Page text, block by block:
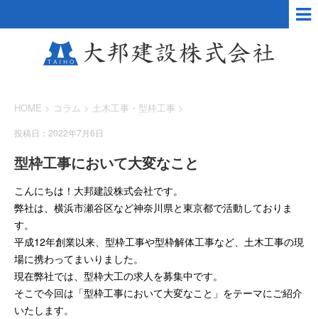
HOME > コラム > 土木工事・型枠工事 >
投稿日：2022年7月6日
型枠工事において大変なこと
こんにちは！大邦建設株式会社です。
弊社は、横浜市瀬谷区など神奈川県と東京都で活動しておりま
す。
平成12年創業以来、型枠工事や型枠解体工事など、土木工事の現
場に携わってまいりました。
現在弊社では、型枠大工の求人を募集中です。
そこで今回は「型枠工事において大変なこと」をテーマにご紹介
いたします。